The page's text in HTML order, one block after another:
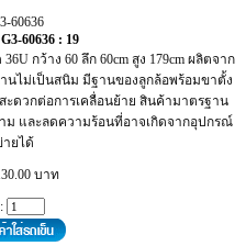
60636
60636 : 19
กว้าง 60 ลึก 60cm สูง 179cm ผลิตจาก
ทานไม่เป็นสนิม มีฐานของลูกล้อพร้อมขาตั้ง
ะดวกต่อการเคลื่อนย้าย สินค้ามาตรฐาน
ม และลดความร้อนที่อาจเกิดจากอุปกรณ์
ายได้
บาท